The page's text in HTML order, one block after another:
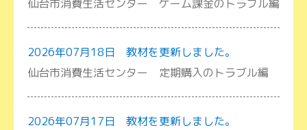
仙台市消費生活センター ゲーム課金のトラブル編
2026年07月18日 教材を更新しました。
仙台市消費生活センター 定期購入のトラブル編
2026年07月17日 教材を更新しました。